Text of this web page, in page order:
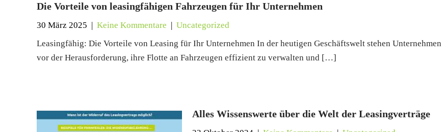
Die Vorteile von leasingfähigen Fahrzeugen für Ihr Unternehmen
30 März 2025 | Keine Kommentare | Uncategorized
Leasingfähig: Die Vorteile von Leasing für Ihr Unternehmen In der heutigen Geschäftswelt stehen Unternehmen
vor der Herausforderung, ihre Flotte an Fahrzeugen effizient zu verwalten und […]
Alles Wissenswerte über die Welt der Leasingverträge